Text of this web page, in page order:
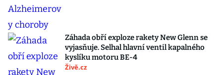
Záhada obří exploze rakety New Glenn se
vyjasňuje. Selhal hlavní ventil kapalného
kyslíku motoru BE-4
Živě.cz